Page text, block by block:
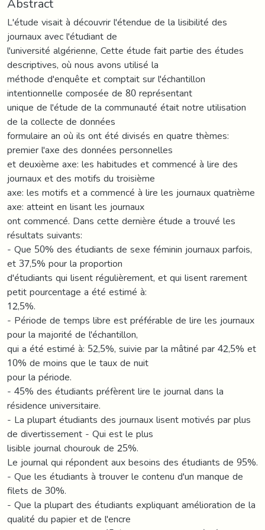
L'étude visait à découvrir l'étendue de la lisibilité des
journaux avec l'étudiant de
l'université algérienne, Cette étude fait partie des études
descriptives, où nous avons utilisé la
méthode d'enquête et comptait sur l'échantillon
intentionnelle composée de 80 représentant
unique de l'étude de la communauté était notre utilisation
de la collecte de données
formulaire an où ils ont été divisés en quatre thèmes:
premier l'axe des données personnelles
et deuxième axe: les habitudes et commencé à lire des
journaux et des motifs du troisième
axe: les motifs et a commencé à lire les journaux quatrième
axe: atteint en lisant les journaux
ont commencé. Dans cette dernière étude a trouvé les
résultats suivants:
- Que 50% des étudiants de sexe féminin journaux parfois,
et 37,5% pour la proportion
d'étudiants qui lisent régulièrement, et qui lisent rarement
petit pourcentage a été estimé à:
12,5%.
- Période de temps libre est préférable de lire les journaux
pour la majorité de l'échantillon,
qui a été estimé à: 52,5%, suivie par la mâtiné par 42,5% et
10% de moins que le taux de nuit
pour la période.
- 45% des étudiants préfèrent lire le journal dans la
résidence universitaire.
- La plupart étudiants des journaux lisent motivés par plus
de divertissement - Qui est le plus
lisible journal chourouk de 25%.
Le journal qui répondent aux besoins des étudiants de 95%.
- Que les étudiants à trouver le contenu d'un manque de
filets de 30%.
- Que la plupart des étudiants expliquant amélioration de la
qualité du papier et de l'encre